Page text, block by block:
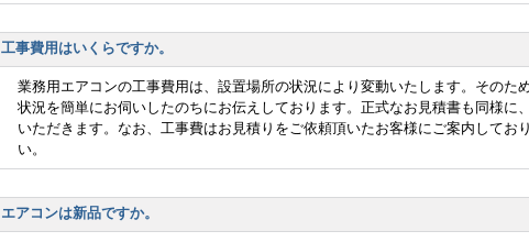
工事費用はいくらですか。
業務用エアコンの工事費用は、設置場所の状況により変動いたします。そのた
状況を簡単にお伺いしたのちにお伝えしております。正式なお見積書も同様に
いただきます。なお、工事費はお見積りをご依頼頂いたお客様にご案内してお
い。
エアコンは新品ですか。